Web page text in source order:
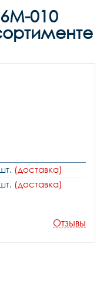
010
(доставка)
(доставка)
Отзывы